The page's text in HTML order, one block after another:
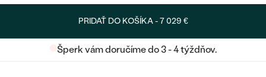
PRIDAŤ DO KOŠÍKA -7 029 €
Šperk vám doručíme do 3 - 4 týždňov.